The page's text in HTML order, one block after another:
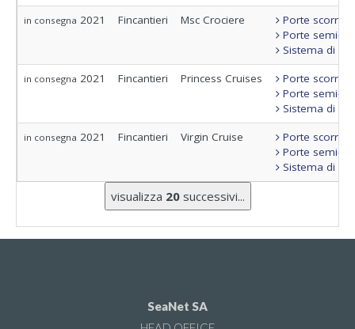
in consegna 2021 Fincantieri Msc Crociere
Porte
Porte semi-
Sistema di
in consegna 2021 Fincantieri Princess Cruises
Porte
Porte semi-
Sistema di
in consegna 2021 Fincantieri Virgin Cruise
Porte
Porte semi-
Sistema di
visualizza 20successivi...
SeaNet SA